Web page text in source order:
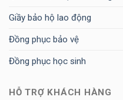
Giầy bảo hộ lao động
Đồng phục bảo vệ
Đồng phục học sinh
HỖ TRỢ KHÁCH HÀNG